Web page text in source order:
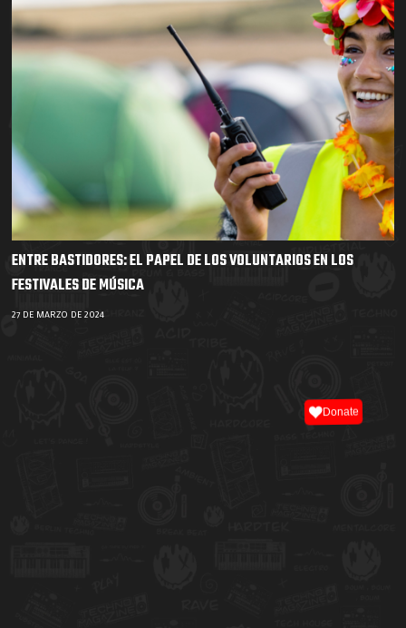
ENTRE BASTIDORES: EL PAPEL DE LOS VOLUNTARIOS EN LOS
FESTIVALES DE MÚSICA
27 DE MARZO DE 2024
Donate